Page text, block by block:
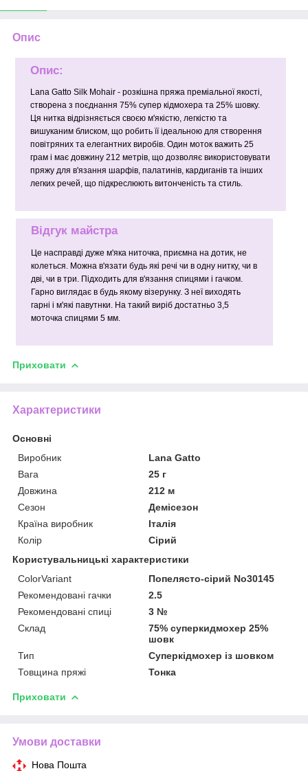
Опис
Опис:
Lana Gatto Silk Mohair - розкішна пряжа преміальної якості,
створена з поєднання 75% супер кідмохера та 25% шовку.
Ця нитка відрізняється своєю м'якістю, легкістю та
вишуканим блиском, що робить її ідеальною для створення
повітряних та елегантних виробів. Один моток важить 25
грам і має довжину 212 метрів, що дозволяє використовувати
пряжу для в'язання шарфів, палатинів, кардиганів та інших
легких речей, що підкреслюють витонченість та стиль.
Відгук майстра
Це насправді дуже м'яка ниточка, приємна на дотик, не
колеться. Можна в'язати будь які речі чи в одну нитку, чи в
дві, чи в три. Підходить для в'язання спицями і гачком.
Гарно виглядає в будь якому візерунку. З неї виходять
гарні і м'які павутнки. На такий виріб достатньо 3,5
моточка спицями 5 мм.
Приховати
Характеристики
Основні
Виробник
Lana Gatto
Вага
25 г
Довжина
212 м
Сезон
Демісезон
Країна виробник
Італія
Колір
Сірий
Користувальницькі характеристики
ColorVariant
Попелясто-сірий No30145
Рекомендовані гачки
2.5
Рекомендовані спиці
3 №
Склад
75% суперкидмохер 25%
шовк
Тип
Суперкідмохер із шовком
Товщина пряжі
Тонка
Приховати
Умови доставки
Нова Пошта